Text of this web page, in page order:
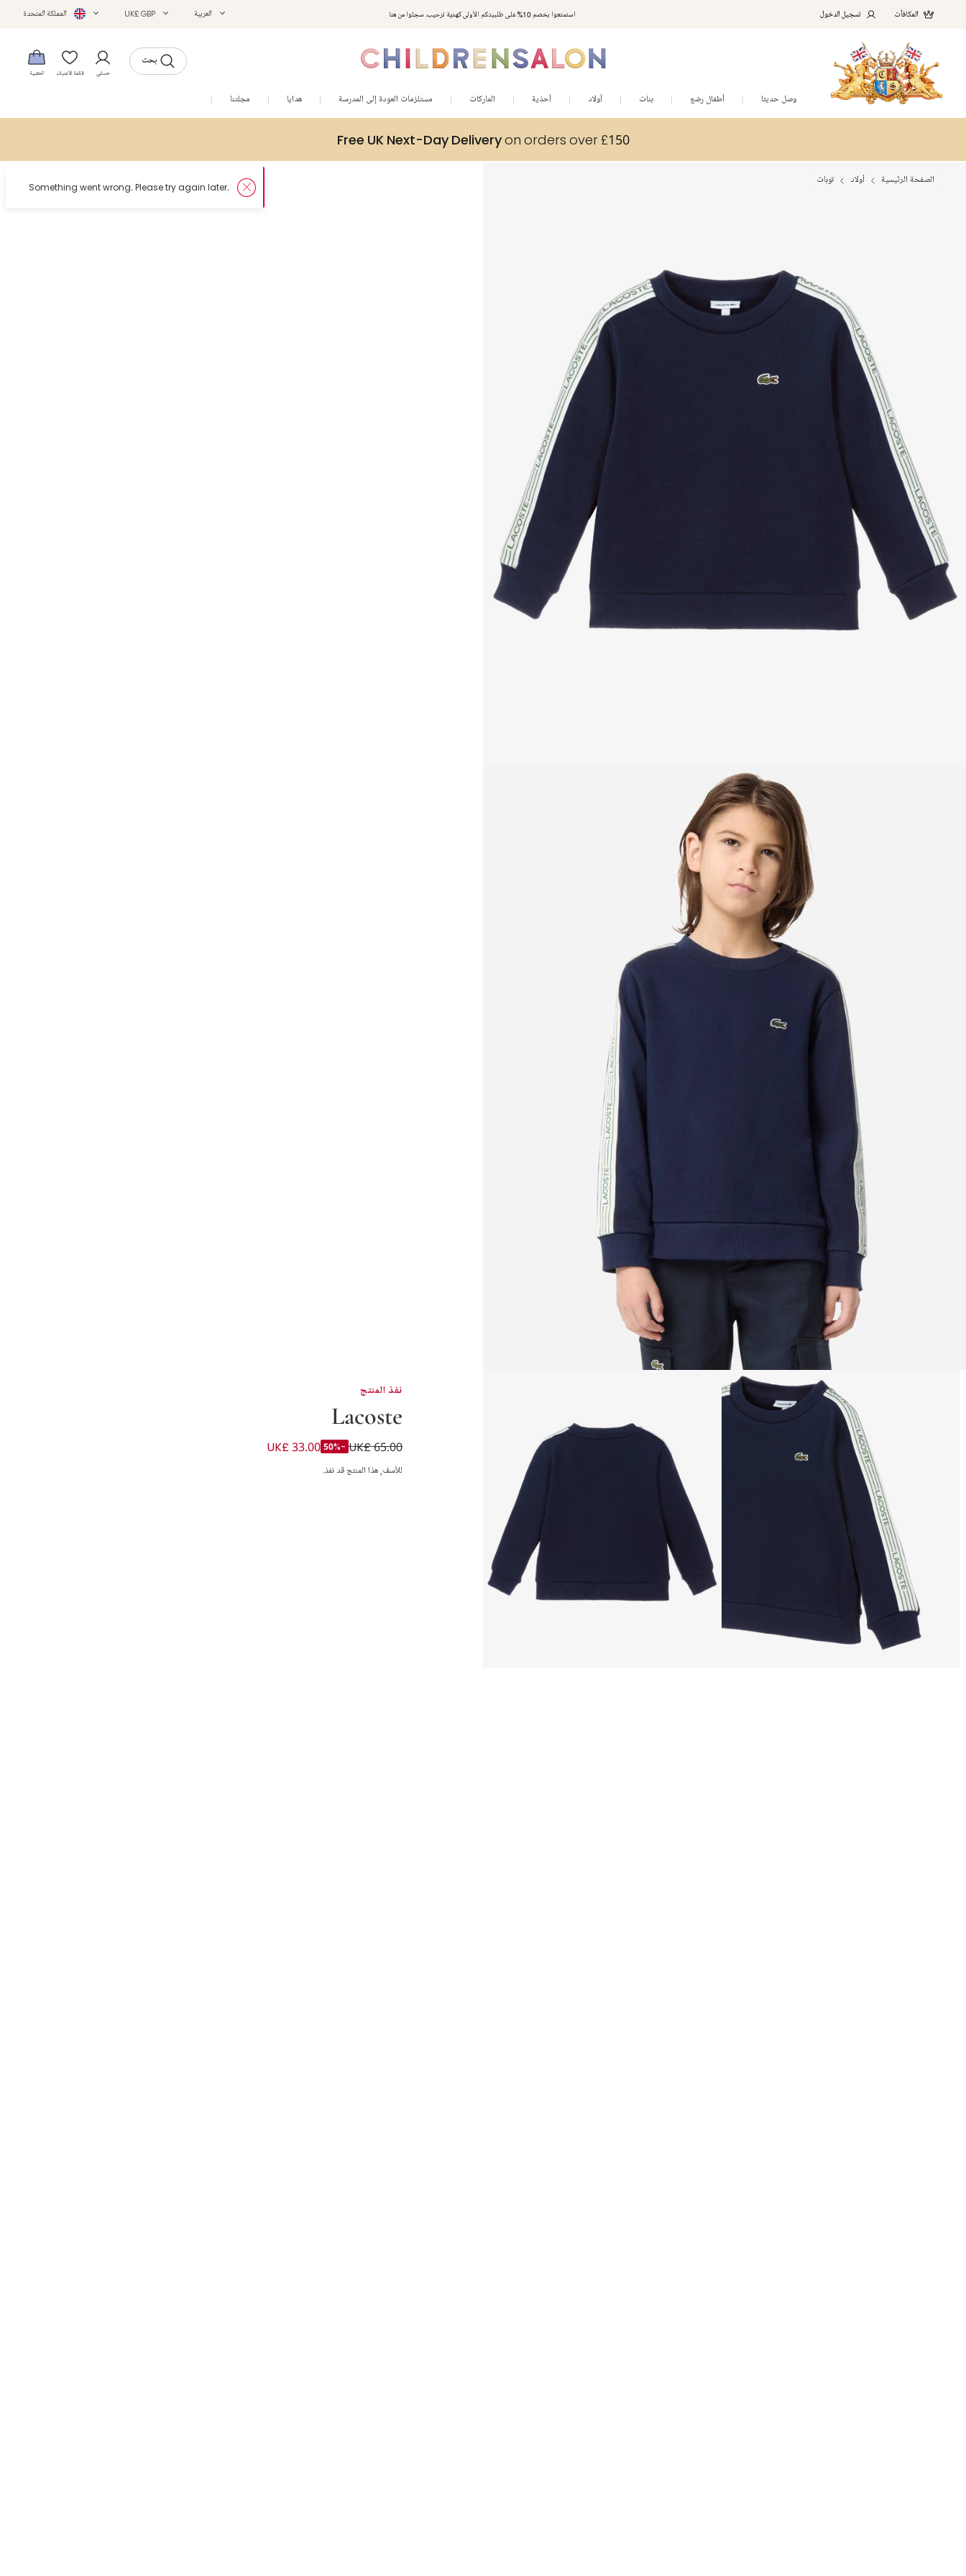
استمتعوا بخصم 10% على طلبيتكم الأولى كهدية ترحيب. سجلوا من هنا المكافآت تسجيل الدخول العربية UK£ GBP المملكة المتحدة
بحث
حسابي قائمة الأمنيات الحقيبة
وصل حديثا أطفال رضع بنات أولاد أحذية الماركات مستلزمات العودة إلى المدرسة هدايا مجلتنا
Free UK Next-Day Deliveryon orders over £150
الصفحة الرئيسية أولاد توبات
نفذ المنتج
Lacoste
سويتشيرت بشريط شعار لون كحلي للأولاد
UK£ 65.00
-50%
UK£ 33.00
للأسف, هذا المنتج قد نفذ.